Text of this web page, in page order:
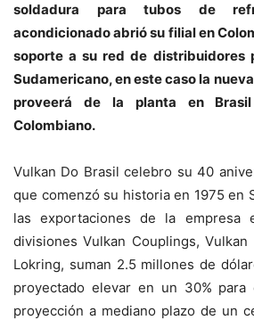
soldadura para tubos de
acondicionado abrió su filial en
soporte a su red de distribuidores
Sudamericano, en este caso la
proveerá de la planta en
Colombiano.
Vulkan Do Brasil celebro su 40
que comenzó su historia en 1975 en
las exportaciones de la empresa
divisiones Vulkan Couplings,
Lokring, suman 2.5 millones de
proyectado elevar en un 30%
proyección a mediano plazo de un